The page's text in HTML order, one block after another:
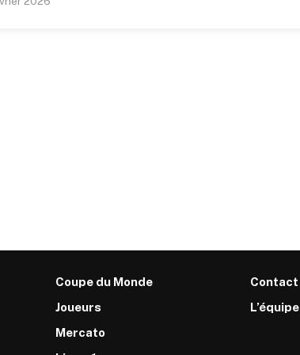
Coupe du Monde
Joueurs
Mercato
Contact
L’équipe